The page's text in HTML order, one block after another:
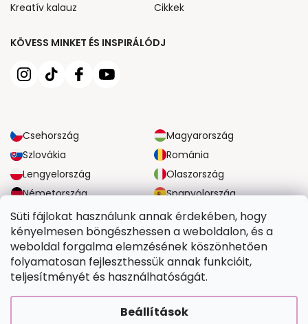
Süti fájlokat használunk annak érdekében, hogy
kényelmesen böngészhessen a weboldalon, és a
weboldal forgalma elemzésének köszönhetően
folyamatosan fejleszthessük annak funkcióit,
teljesítményét és használhatóságát.
Beállítások
KÖVESS MINKET ÉS INSPIRÁLÓDJ
Csehország
Magyarország
Szlovákia
Románia
Lengyelország
Olaszország
Németország
Spanyolország
Nagy-Britannia
Ausztria
Kreatív kalauz
Cikkek
MEGBÍZHATÓ SZÁLLÍTÁSI LEHETŐSÉGEK
BIZTONSÁGOS FIZETÉSI LEHETŐSÉGEK